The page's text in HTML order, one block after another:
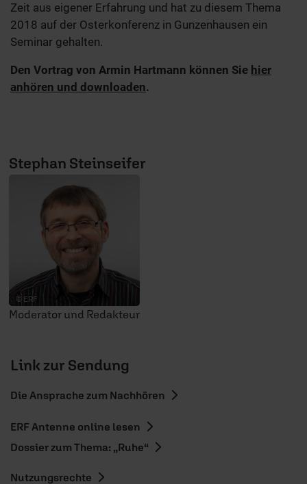
Zeit aus eigener Erfahrung und hat zu diesem Thema
2018 auf der Osterkonferenz in Gunzenhausen ein
Seminar gehalten.
Den Vortrag von Armin Hartmann können Sie hier
anhören und downloaden.
Stephan Steinseifer
© ERF
Moderator und Redakteur
Link zur Sendung
Die Ansprache zum Nachhören
ERF Antenne online lesen
Dossier zum Thema: „Ruhe“
Nutzungsrechte